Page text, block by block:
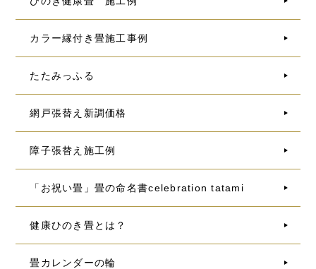
カラー縁付き畳施工事例
たたみっふる
網戸張替え新調価格
障子張替え施工例
「お祝い畳」畳の命名書celebration tatami
健康ひのき畳とは？
畳カレンダーの輪